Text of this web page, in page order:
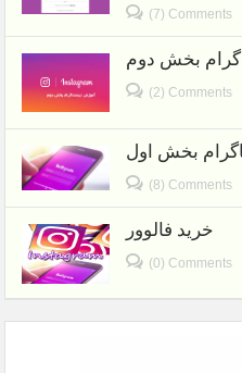
(7) Comments
بخش دوم
(2) Comments
بخش اول
(8) Comments
خرید فالوور
(0) Comments